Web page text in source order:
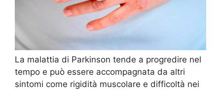
La malattia di Parkinson tende a progredire nel
tempo e può essere accompagnata da altri
sintomi come rigidità muscolare e difficoltà nei